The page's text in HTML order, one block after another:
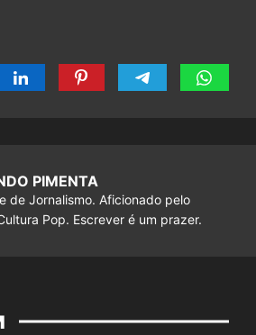
PIMENTA
de Jornalismo. Aficionado pelo
Pop. Escrever é um prazer.